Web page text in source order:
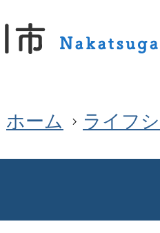
ホーム ライフ